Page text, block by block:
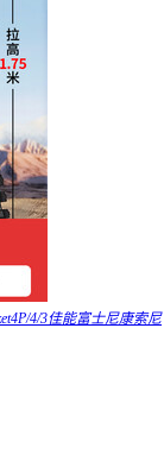
4/3佳能富士尼康索尼